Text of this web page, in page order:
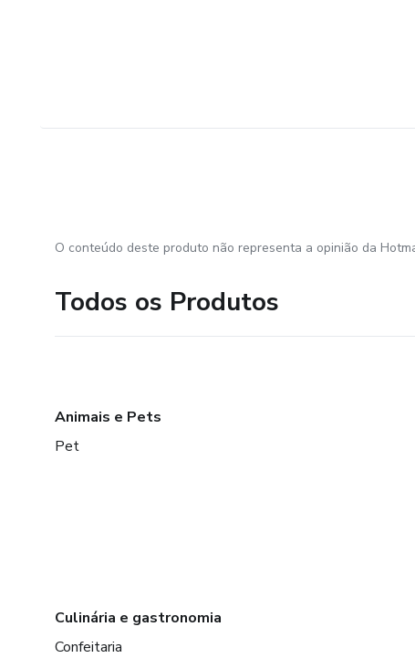
O conteúdo deste produto não representa a opinião da
Todos os Produtos
Animais e Pets
Pet
Culinária e gastronomia
Confeitaria